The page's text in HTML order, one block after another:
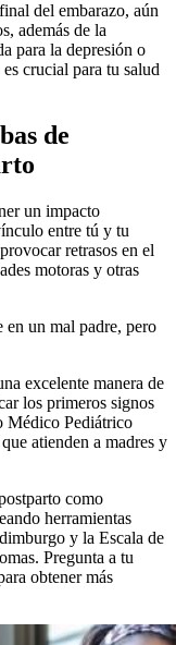
del embarazo, aún
además de la
para la depresión o
crucial para tu salud
de
un impacto
entre tú y tu
retrasos en el
motoras y otras
en un mal padre, pero
excelente manera de
los primeros signos
Médico Pediátrico
atienden a madres y
como
herramientas
y la Escala de
Pregunta a tu
obtener más